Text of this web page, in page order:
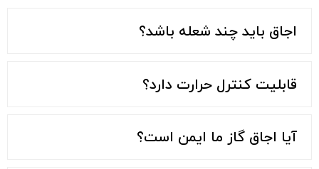
اجاق باید چند شعله باشد؟
قابلیت کنترل حرارت دارد؟
آیا اجاق گاز ما ایمن است؟